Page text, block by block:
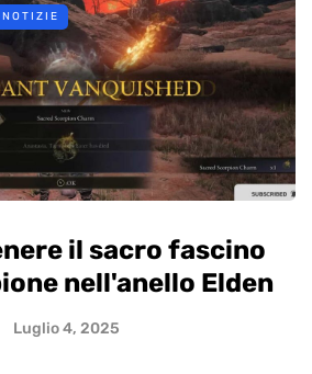
NOTIZIE
il sacro fascino
nell'anello Elden
Luglio 4, 2025